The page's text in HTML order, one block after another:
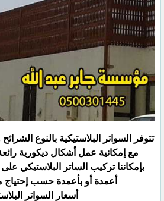
تتوفر السواتر البلاستيكية بالنوع
مع إمكانية عمل أشكال ديكورية
بإمكاننا تركيب الساتر البلاستيكي
أعمدة أو بأعمدة حسب إحتياج
أسعار السواتر